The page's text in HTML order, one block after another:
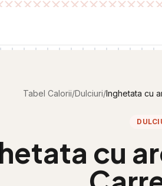
Tabel Calorii/Dulciuri/Inghetata cu
cu